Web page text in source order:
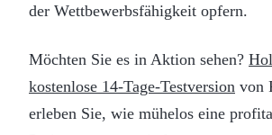
der Wettbewerbsfähigkeit opfern.
Möchten Sie es in Aktion sehen?
kostenlose 14-Tage-Testversion von
erleben Sie, wie mühelos eine